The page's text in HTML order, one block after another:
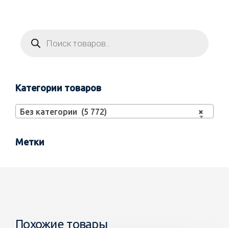
Категории товаров
×
Без категории (5 772)
Метки
Похожие товары